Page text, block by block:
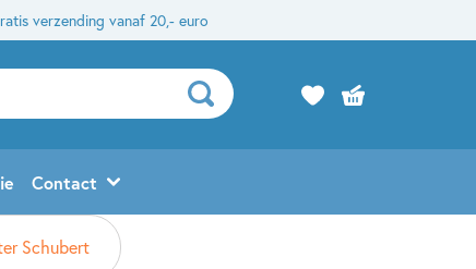
verzending vanaf 20,- euro
Contact
Schubert